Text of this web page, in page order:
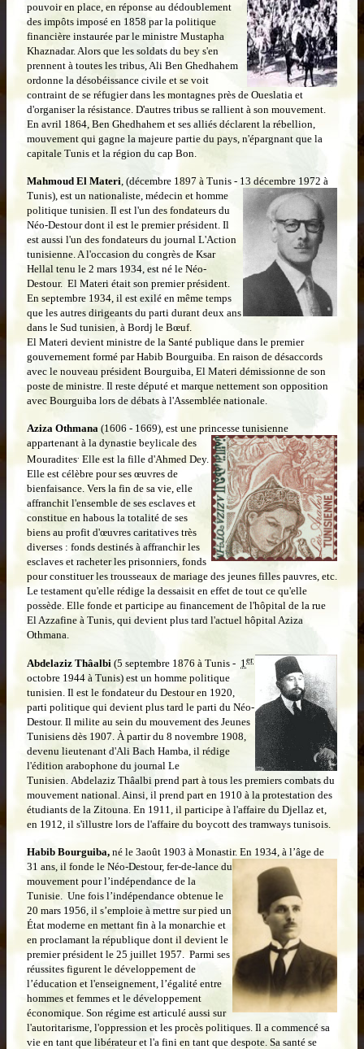
pouvoir en place, en réponse au dédoublement
des impôts imposé en 1858 par la politique
financière instaurée par le ministre Mustapha
Khaznadar. Alors que les soldats du bey s'en
prennent à toutes les tribus, Ali Ben Ghedhahem
ordonne la désobéissance civile et se voit
contraint de se réfugier dans les montagnes près de Oueslatia et
d'organiser la résistance. D'autres tribus se rallient à son mouvement.
En avril 1864, Ben Ghedhahem et ses alliés déclarent la rébellion,
mouvement qui gagne la majeure partie du pays, n'épargnant que la
capitale Tunis et la région du cap Bon.
Mahmoud El Materi, (décembre 1897 à Tunis - 13 décembre 1972 à
Tunis), est un nationaliste, médecin et homme
politique tunisien. Il est l'un des fondateurs du
Néo-Destour dont il est le premier président. Il
est aussi l'un des fondateurs du journal L'Action
tunisienne. A l'occasion du congrès de Ksar
Hellal tenu le 2 mars 1934, est né le Néo-
Destour. El Materi était son premier président.
En septembre 1934, il est exilé en même temps
que les autres dirigeants du parti durant deux ans
dans le Sud tunisien, à Bordj le Bœuf.
El Materi devient ministre de la Santé publique dans le premier
gouvernement formé par Habib Bourguiba. En raison de désaccords
avec le nouveau président Bourguiba, El Materi démissionne de son
poste de ministre. Il reste député et marque nettement son opposition
avec Bourguiba lors de débats à l'Assemblée nationale.
Aziza Othmana (1606 - 1669), est une princesse tunisienne
appartenant à la dynastie beylicale des
Mouradites Elle est la fille d'Ahmed Dey.
Elle est célèbre pour ses œuvres de
bienfaisance. Vers la fin de sa vie, elle
affranchit l'ensemble de ses esclaves et
constitue en habous la totalité de ses
biens au profit d'œuvres caritatives très
diverses : fonds destinés à affranchir les
esclaves et racheter les prisonniers, fonds
pour constituer les trousseaux de mariage des jeunes filles pauvres, etc.
Le testament qu'elle rédige la dessaisit en effet de tout ce qu'elle
possède. Elle fonde et participe au financement de l'hôpital de la rue
El Azzafine à Tunis, qui devient plus tard l'actuel hôpital Aziza
Othmana.
Abdelaziz Thâalbi (5 septembre 1876 à Tunis - 1 er
octobre 1944 à Tunis) est un homme politique
tunisien. Il est le fondateur du Destour en 1920,
parti politique qui devient plus tard le parti du Néo-
Destour. Il milite au sein du mouvement des Jeunes
Tunisiens dès 1907. À partir du 8 novembre 1908,
devenu lieutenant d'Ali Bach Hamba, il rédige
l'édition arabophone du journal Le
Tunisien. Abdelaziz Thâalbi prend part à tous les premiers combats du
mouvement national. Ainsi, il prend part en 1910 à la protestation des
étudiants de la Zitouna. En 1911, il participe à l'affaire du Djellaz et,
en 1912, il s'illustre lors de l'affaire du boycott des tramways tunisois.
Habib Bourguiba, né le 3août 1903 à Monastir. En 1934, à l’âge de
31 ans, il fonde le Néo-Destour, fer-de-lance du
mouvement pour l’indépendance de la
Tunisie. Une fois l’indépendance obtenue le
20 mars 1956, il s’emploie à mettre sur pied un
État moderne en mettant fin à la monarchie et
en proclamant la république dont il devient le
premier président le 25 juillet 1957. Parmi ses
réussites figurent le développement de
l’éducation et l'enseignement, l’égalité entre
hommes et femmes et le développement
économique. Son régime est articulé aussi sur
l'autoritarisme, l'oppression et les procès politiques. Il a commencé sa
vie en tant que libérateur et l'a fini en tant que despote. Sa santé se